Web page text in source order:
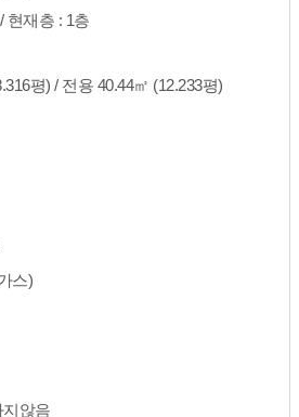
현재층 : 1층
평) / 전용 40.44㎡ (12.233평)
스)
않음